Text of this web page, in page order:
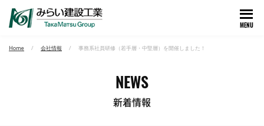
MENU
Home 会社情報 事務系社員研修（若手層・中堅層）を開催しました！
NEWS
新着情報